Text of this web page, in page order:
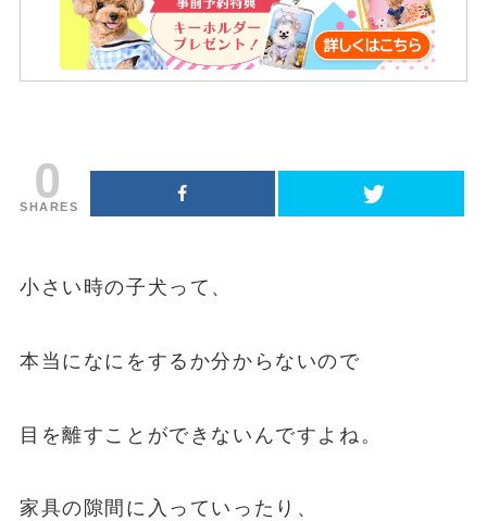
0
SHARES
小さい時の子犬って、
本当になにをするか分からないので
目を離すことができないんですよね。
家具の隙間に入っていったり、